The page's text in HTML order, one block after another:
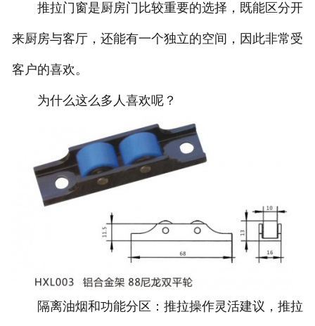
推拉门窗是厨房门比较重要的选择，既能区分开
来厨房与客厅，还能有一个独立的空间，因此非常受
客户的喜欢。
为什么这么多人喜欢呢？
隔离油烟和功能分区：推拉操作灵活建议，推拉